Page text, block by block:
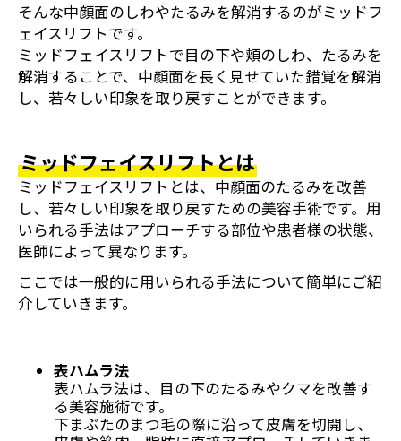
そんな中顔面のしわやたるみを解消するのがミッドフ
ェイスリフトです。
ミッドフェイスリフトで目の下や頬のしわ、たるみを
解消することで、中顔面を長く見せていた錯覚を解消
し、若々しい印象を取り戻すことができます。
ミッドフェイスリフトとは
ミッドフェイスリフトとは、中顔面のたるみを改善
し、若々しい印象を取り戻すための美容手術です。用
いられる手法はアプローチする部位や患者様の状態、
医師によって異なります。
ここでは一般的に用いられる手法について簡単にご紹
介していきます。
表ハムラ法
表ハムラ法は、目の下のたるみやクマを改善す
る美容施術です。
下まぶたのまつ毛の際に沿って皮膚を切開し、